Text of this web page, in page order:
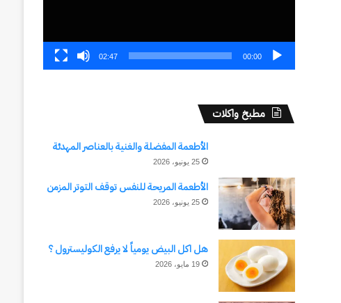
00:00
02:47
مطبخ واكلات
الأطعمة المفضلة والغنية بالعناصر المهدئة
25 يونيو، 2026
الأطعمة المريحة للنفس توقف التوتر المزمن
25 يونيو، 2026
هل اكل البيض يومياً لا يرفع الكوليسترول ؟
19 مايو، 2026